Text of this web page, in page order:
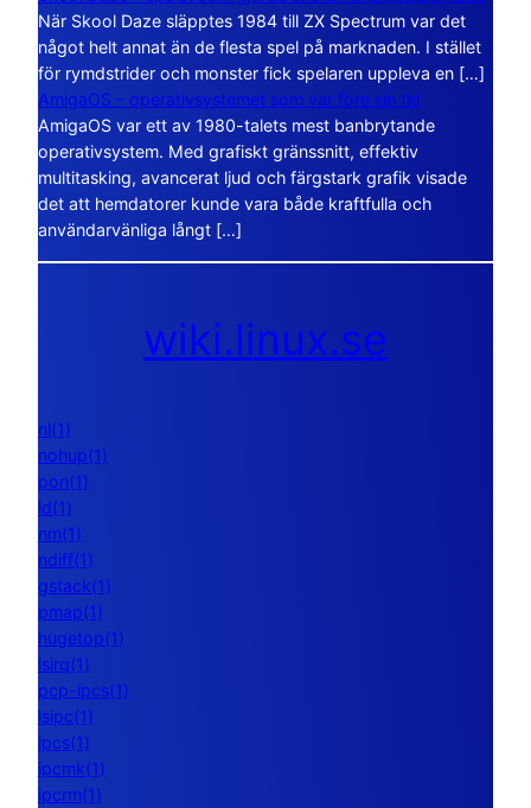
När Skool Daze släpptes 1984 till ZX Spectrum var det
något helt annat än de flesta spel på marknaden. I stället
för rymdstrider och monster fick spelaren uppleva en […]
AmigaOS – operativsystemet som var före sin tid
AmigaOS var ett av 1980-talets mest banbrytande
operativsystem. Med grafiskt gränssnitt, effektiv
multitasking, avancerat ljud och färgstark grafik visade
det att hemdatorer kunde vara både kraftfulla och
användarvänliga långt […]
wiki.linux.se
nl(1)
nohup(1)
pon(1)
ld(1)
nm(1)
ndiff(1)
gstack(1)
pmap(1)
hugetop(1)
lsirq(1)
pcp-ipcs(1)
lsipc(1)
ipcs(1)
ipcmk(1)
ipcrm(1)